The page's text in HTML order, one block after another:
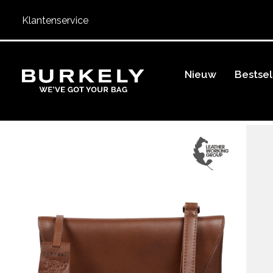
Klantenservice
BURKELYNieuw